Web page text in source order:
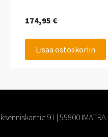
174,95 €
Lisää ostoskoriin
91 | 55800 IMATRA